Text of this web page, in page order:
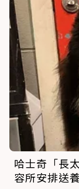
哈士奇「長
容所安排送